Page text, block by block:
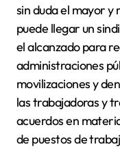
sin duda el mayor y
puede llegar un
el alcanzado para
administraciones
movilizaciones y
las trabajadoras y
acuerdos en
de puestos de